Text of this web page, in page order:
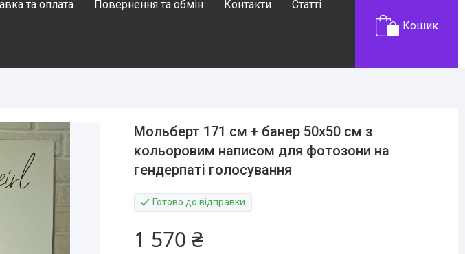
та оплата Повернення та обмін Контакти Статті
Кошик
Мольберт 171 см + банер 50х50 см з
кольоровим написом для фотозони на
гендерпаті голосування
Готово до відправки
1 570 ₴